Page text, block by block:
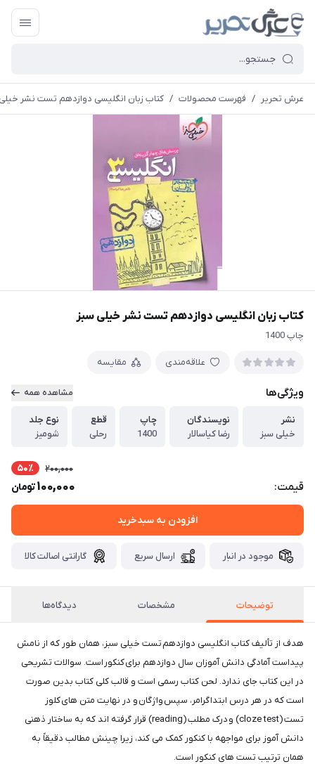
عرش تحریر / فهرست محصولات / کتاب زبان انگلیسی دوازدهم تست نشر
کتاب زبان انگلیسی دوازدهم تست نشر خیلی سبز
چاپ 1400
علاقه‌مندی مقایسه
ویژگی‌ها مشاهده همه
نشر
خیلی سبز
نویسندگان
رضا کیاسالار
چاپ
1400
قطع
رحلی
نوع جلد
شومیز
قیمت:
200,000 50٪
100,000تومان
افزودن به سبدخرید
موجود در انبار ارسال سریع گارانتی اصالت کالا
توضیحات مشخصات دیدگاه‌ها
هدف از تألیف کتاب انگلیسی دوازدهم تست خیلی سبز، همان طور که از نامش
پیداست آمادگی دانش آموزان سال دوازدهم برای کنکور است. سوالات تشریحی
در این کتاب جای ندارد. لحن کتاب رسمی است و قالب کلی کتاب بدین صورت
است که در هر درس ابتدا گرامر، سپس واژگان و در نهایت متن های کلوز
تست (cloze test) و درک مطلب (reading) قرار گرفته اند که به ساختار ذهنی
دانش آموز برای مواجهه با کنکور کمک می کند، زیرا چینش مطالب دقیقاً به
همان ترتیب تست های کنکور است.